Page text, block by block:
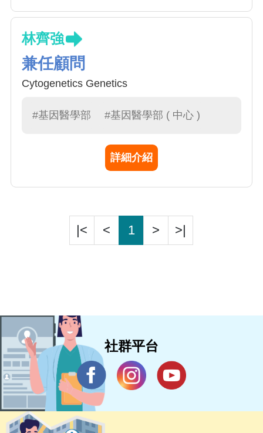
林齊強
兼任顧問
Cytogenetics Genetics
#基因醫學部 #基因醫學部 ( 中心 )
詳細介紹
|< < 1 > >|
社群平台